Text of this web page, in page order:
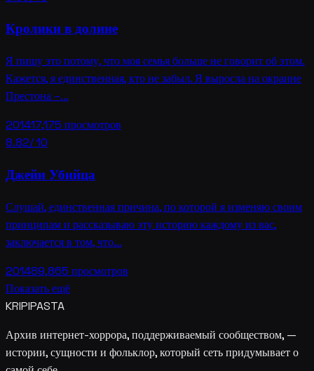
Кролики в долине
Я пишу это потому, что моя семья больше не говорит об этом.
Кажется, я единственная, кто не забыл. Я выросла на окраине
Престона –…
201417,175 просмотров
8.82/ 10
Джейн Убийца
Слушай, единственная причина, по которой я изменяю своим
принципам и рассказываю эту историю каждому из вас,
заключается в том, что…
201489,865 просмотров
Показать ещё
KRIPIPASTA
Архив интернет-хоррора, поддерживаемый сообществом, —
истории, сущности и фольклор, который сеть придумывает о